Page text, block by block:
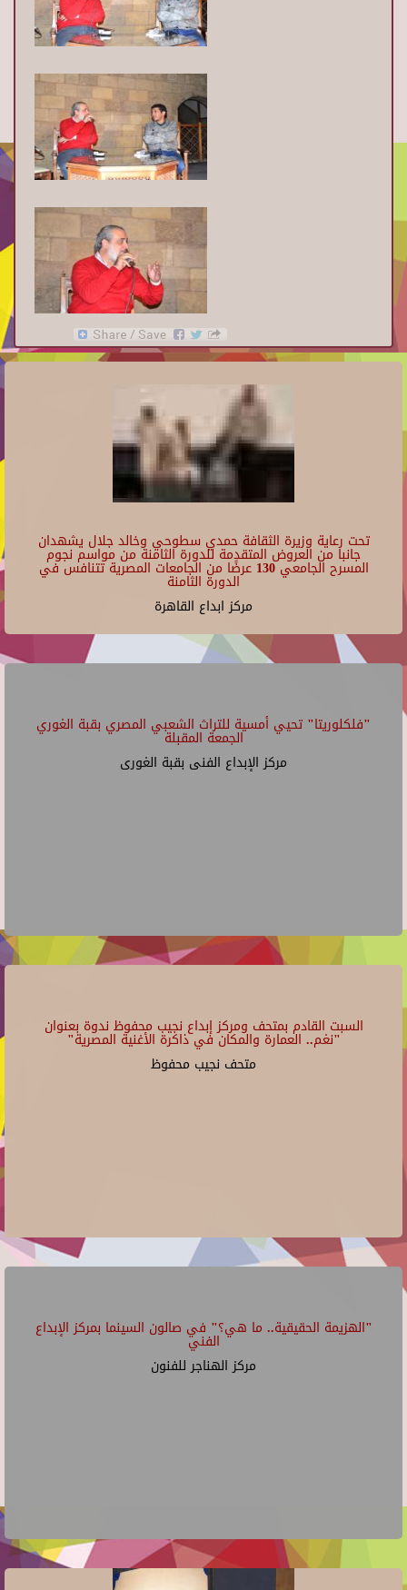
تحت رعاية وزيرة الثقافة حمدي سطوحي وخالد جلال يشهدان
جانبا من العروض المتقدمة للدورة الثامنة من مواسم نجوم
المسرح الجامعي 130 عرضًا من الجامعات المصرية تتنافس في
الدورة الثامنة
مركز ابداع القاهرة
"فلكلوريتا" تحيي أمسية للتراث الشعبي المصري بقبة الغوري
الجمعة المقبلة
مركز الإبداع الفنى بقبة الغورى
السبت القادم بمتحف ومركز إبداع نجيب محفوظ ندوة بعنوان
"نغم.. العمارة والمكان في ذاكرة الأغنية المصرية"
متحف نجيب محفوظ
"الهزيمة الحقيقية.. ما هي؟" في صالون السينما بمركز الإبداع
الفني
مركز الهناجر للفنون